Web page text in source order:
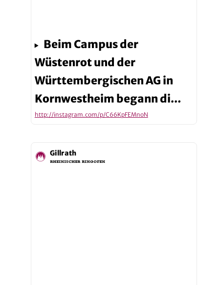
Beim Campus der
Wüstenrot und der
Württembergischen AG in
Kornwestheim begann di…
http://instagram.com/p/C66KpFEMnoN